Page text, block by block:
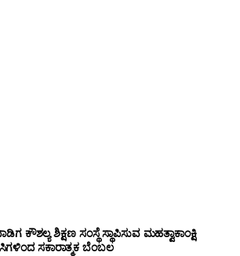
ಕೌಶಲ್ಯ ಶಿಕ್ಷಣ ಸಂಸ್ಥೆ ಸ್ಥಾಪಿಸುವ ಮಹತ್ವಾಕಾಂಕ್ಷಿ
ಸಕಾರಾತ್ಮಕ ಬೆಂಬಲ